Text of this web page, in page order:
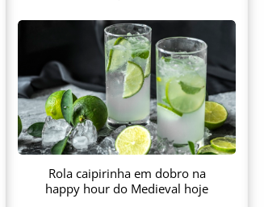
Rola caipirinha em dobro na
happy hour do Medieval hoje